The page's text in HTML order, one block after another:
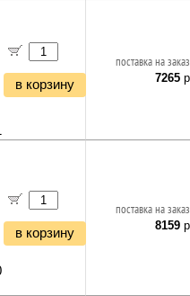
в корзину
поставка на
7265
в корзину
поставка на
8159